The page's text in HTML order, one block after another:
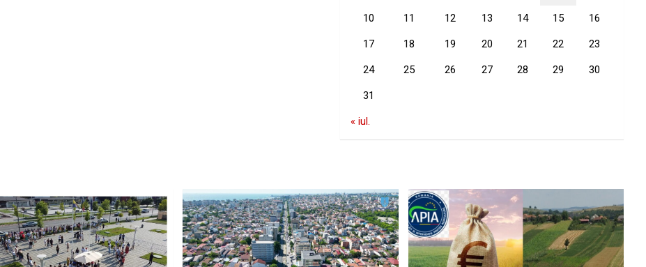
10 11 12 13 14 15 16
17 18 19 20 21 22 23
24 25 26 27 28 29 30
31
« iul.